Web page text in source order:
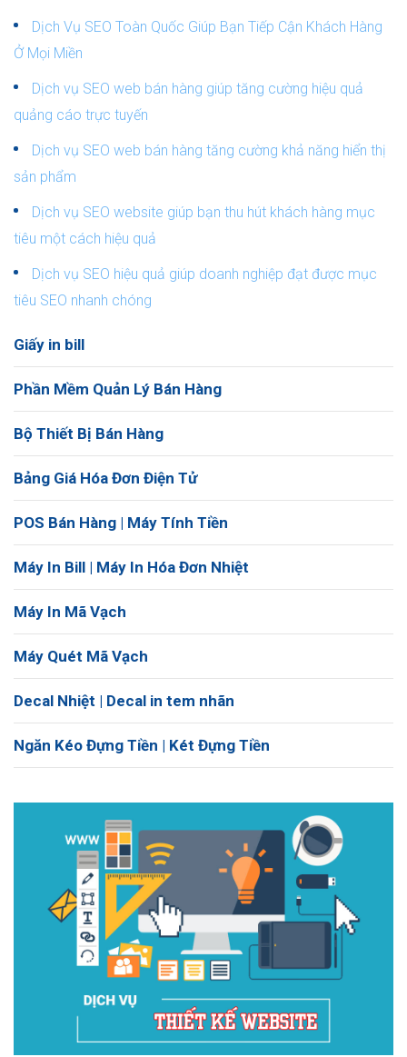
Dịch Vụ SEO Toàn Quốc Giúp Bạn Tiếp Cận Khách Hàng
Ở Mọi Miền
Dịch vụ SEO web bán hàng giúp tăng cường hiệu quả
quảng cáo trực tuyến
Dịch vụ SEO web bán hàng tăng cường khả năng hiển thị
sản phẩm
Dịch vụ SEO website giúp bạn thu hút khách hàng mục
tiêu một cách hiệu quả
Dịch vụ SEO hiệu quả giúp doanh nghiệp đạt được mục
tiêu SEO nhanh chóng
Giấy in bill
Phần Mềm Quản Lý Bán Hàng
Bộ Thiết Bị Bán Hàng
Bảng Giá Hóa Đơn Điện Tử
POS Bán Hàng | Máy Tính Tiền
Máy In Bill | Máy In Hóa Đơn Nhiệt
Máy In Mã Vạch
Máy Quét Mã Vạch
Decal Nhiệt | Decal in tem nhãn
Ngăn Kéo Đựng Tiền | Két Đựng Tiền